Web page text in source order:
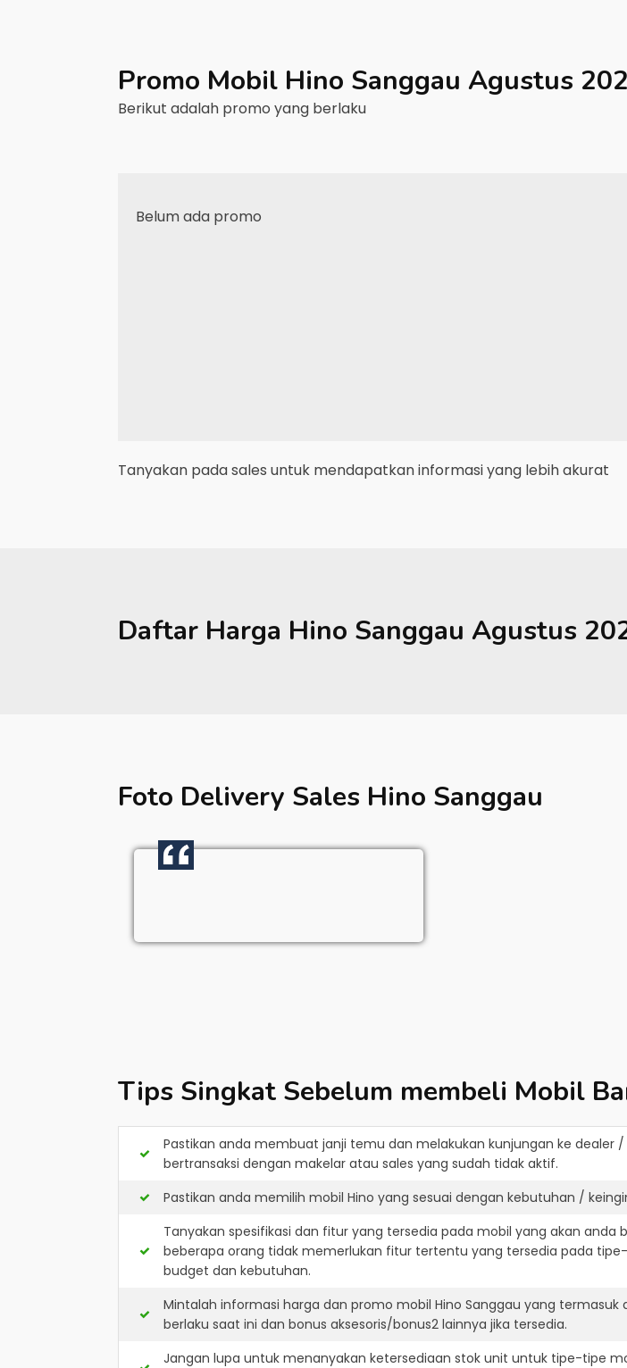
Promo Mobil Hino Sanggau Agustus
Berikut adalah promo yang berlaku
Belum ada promo
Tanyakan pada sales untuk mendapatkan informasi yang lebih akurat
Daftar Harga Hino Sanggau Agustus
Foto Delivery Sales Hino Sanggau
Tips Singkat Sebelum membeli Mobil
Pastikan anda membuat janji temu dan melakukan kunjungan ke dealer
bertransaksi dengan makelar atau sales yang sudah tidak aktif.
Pastikan anda memilih mobil Hino yang sesuai dengan kebutuhan /
Tanyakan spesifikasi dan fitur yang tersedia pada mobil yang akan
beberapa orang tidak memerlukan fitur tertentu yang tersedia pada
budget dan kebutuhan.
Mintalah informasi harga dan promo mobil Hino Sanggau yang
berlaku saat ini dan bonus aksesoris/bonus2 lainnya jika tersedia.
Jangan lupa untuk menanyakan ketersediaan stok unit untuk tipe-tipe